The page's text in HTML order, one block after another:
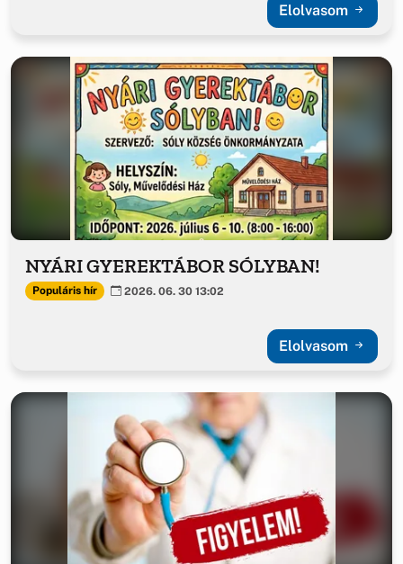
Elolvasom
NYÁRI GYEREKTÁBOR SÓLYBAN!
Populáris hír 2026. 06. 30 13:02
Elolvasom